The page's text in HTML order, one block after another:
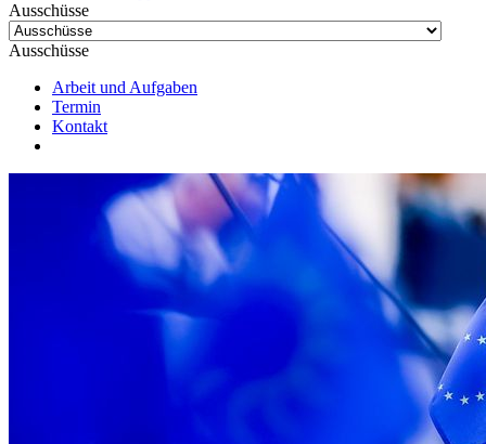
Ausschüsse
Ausschüsse
Arbeit und Aufgaben
Termin
Kontakt